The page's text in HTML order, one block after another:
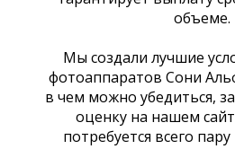
объеме.
Мы создали лучшие
фотоаппаратов Сони
в чем можно убедиться,
оценку на нашем
потребуется всего